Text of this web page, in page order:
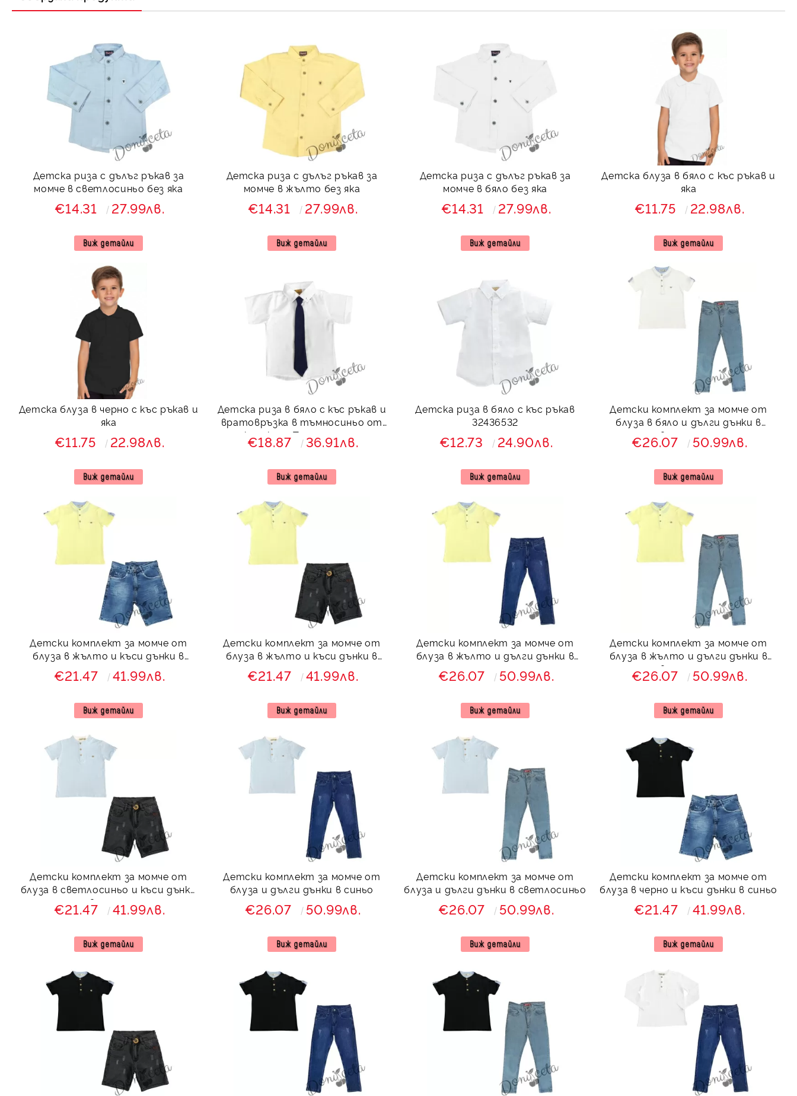
Детска риза с дълъг ръкав за
момче в светлосиньо без яка
€14.31 27.99лв.
Виж детайли
Детска риза с дълъг ръкав за
момче в жълто без яка
€14.31 27.99лв.
Виж детайли
Детска риза с дълъг ръкав за
момче в бяло без яка
€14.31 27.99лв.
Виж детайли
Детска блуза в бяло с къс ръкав и
яка
€11.75 22.98лв.
Виж детайли
Детска блуза в черно с къс ръкав и
яка
€11.75 22.98лв.
Виж детайли
Детска риза в бяло с къс ръкав и
вратовръзка в тъмносиньо от
колекция Тъмносиняда
€18.87 36.91лв.
Виж детайли
Детска риза в бяло с къс ръкав
32436532
€12.73 24.90лв.
Виж детайли
Детски комплект за момче от
блуза в бяло и дълги дънки в
светлосиньо
€26.07 50.99лв.
Виж детайли
Детски комплект за момче от
блуза в жълто и къси дънки в
синьо
€21.47 41.99лв.
Виж детайли
Детски комплект за момче от
блуза в жълто и къси дънки в
черно
€21.47 41.99лв.
Виж детайли
Детски комплект за момче от
блуза в жълто и дълги дънки в
синьо
€26.07 50.99лв.
Виж детайли
Детски комплект за момче от
блуза в жълто и дълги дънки в
светлосиньо
€26.07 50.99лв.
Виж детайли
Детски комплект за момче от
блуза в светлосиньо и къси дънки
в черно
€21.47 41.99лв.
Виж детайли
Детски комплект за момче от
блуза и дълги дънки в синьо
€26.07 50.99лв.
Виж детайли
Детски комплект за момче от
блуза и дълги дънки в светлосиньо
€26.07 50.99лв.
Виж детайли
Детски комплект за момче от
блуза в черно и къси дънки в синьо
€21.47 41.99лв.
Виж детайли